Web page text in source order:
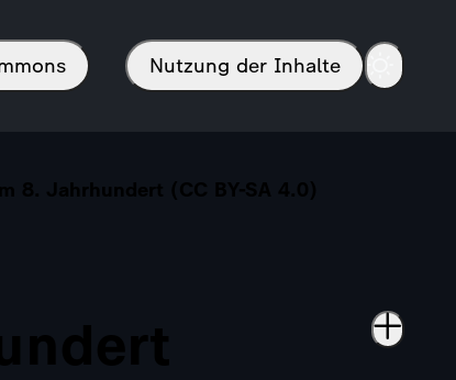
Nutzung der Inhalte
8. Jahrhundert (CC BY-SA 4.0)